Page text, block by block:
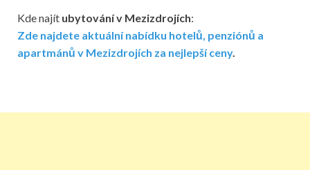
Kde najít ubytování v Mezizdrojích:
Zde najdete aktuální nabídku hotelů, penziónů a
apartmánů v Mezizdrojích za nejlepší ceny.